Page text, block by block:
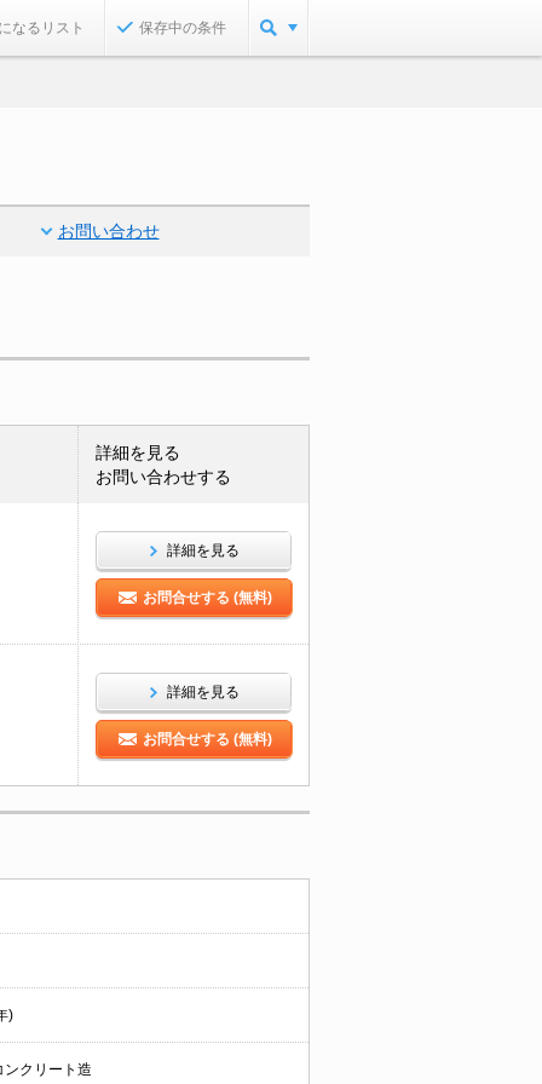
なるリスト 保存中の条件
お問い合わせ
詳細を見る
お問い合わせする
詳細を見る
お問合せする (無料)
詳細を見る
お問合せする (無料)
)
ンクリート造